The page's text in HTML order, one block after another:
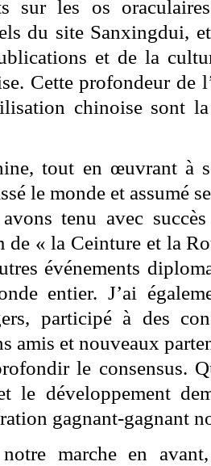
sur les os
du site Sanxingdui,
et de la
Cette profondeur de
chinoise sont
tout en œuvrant à
le monde et assumé
tenu avec
de « la Ceinture et la
événements
entier. J’ai
participé à des
amis et nouveaux
le consensus.
le développement
gagnant-gagnant
marche en